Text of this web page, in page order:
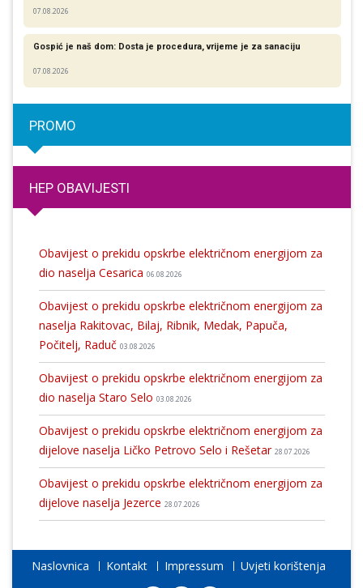
07.08.2026
Gospić je naš dom: Dosta je procedura, vrijeme je za sanaciju
07.08.2026
PROMO
HEP OBAVIJESTI
Obavijest o prekidu opskrbe električnom energijom za
dio naselja Cesarica 06.08.2026
Obavijest o prekidu opskrbe električnom energijom za
naselja Rakitovac, Bilaj, Ribnik, Medak, Papuča,
Počitelj, Raduč 03.08.2026
Obavijest o prekidu opskrbe električnom energijom za
dio naselja Staro Selo 03.08.2026
Obavijest o prekidu opskrbe električnom energijom za
dijelove naselja Ličko Petrovo Selo i Rešetar 28.07.2026
Obavijest o prekidu opskrbe električnom energijom za
dijelove naselja Jezerce 28.07.2026
Naslovnica Kontakt Impressum Uvjeti korištenja